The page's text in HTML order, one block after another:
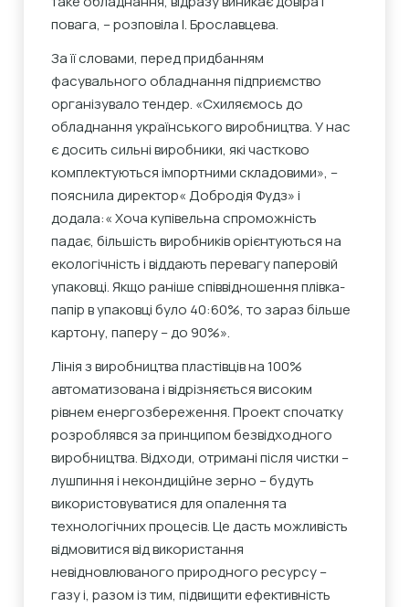
повага, – розповіла І. Брославцева.
За її словами, перед придбанням
фасувального обладнання підприємство
організувало тендер. «Схиляємось до
обладнання українського виробництва. У нас
є досить сильні виробники, які частково
комплектуються імпортними складовими», –
пояснила директор« Добродія Фудз» і
додала:« Хоча купівельна спроможність
падає, більшість виробників орієнтуються на
екологічність і віддають перевагу паперовій
упаковці. Якщо раніше співвідношення плівка-
папір в упаковці було 40:60%, то зараз більше
картону, паперу – до 90%».
Лінія з виробництва пластівців на 100%
автоматизована і відрізняється високим
рівнем енергозбереження. Проект спочатку
розроблявся за принципом безвідходного
виробництва. Відходи, отримані після чистки –
лушпиння і некондиційне зерно – будуть
використовуватися для опалення та
технологічних процесів. Це дасть можливість
відмовитися від використання
невідновлюваного природного ресурсу –
газу і, разом із тим, підвищити ефективність